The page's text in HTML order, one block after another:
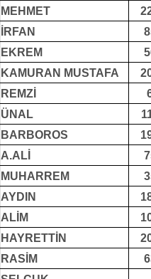
MEHMET
İRFAN
EKREM
KAMURAN MUSTAFA
REMZİ
ÜNAL
BARBOROS
A.ALİ
MUHARREM
AYDIN
ALİM
HAYRETTİN
RASİM